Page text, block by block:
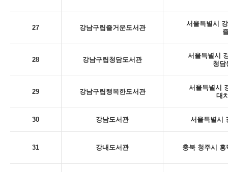
27 강남구립즐거운도서관
서울특별시
28 강남구립청담도서관
서울특별시
청담
29 강남구립행복한도서관
서울특별시
대
30 강남도서관 서울특별시
31 강내도서관 충북 청주시